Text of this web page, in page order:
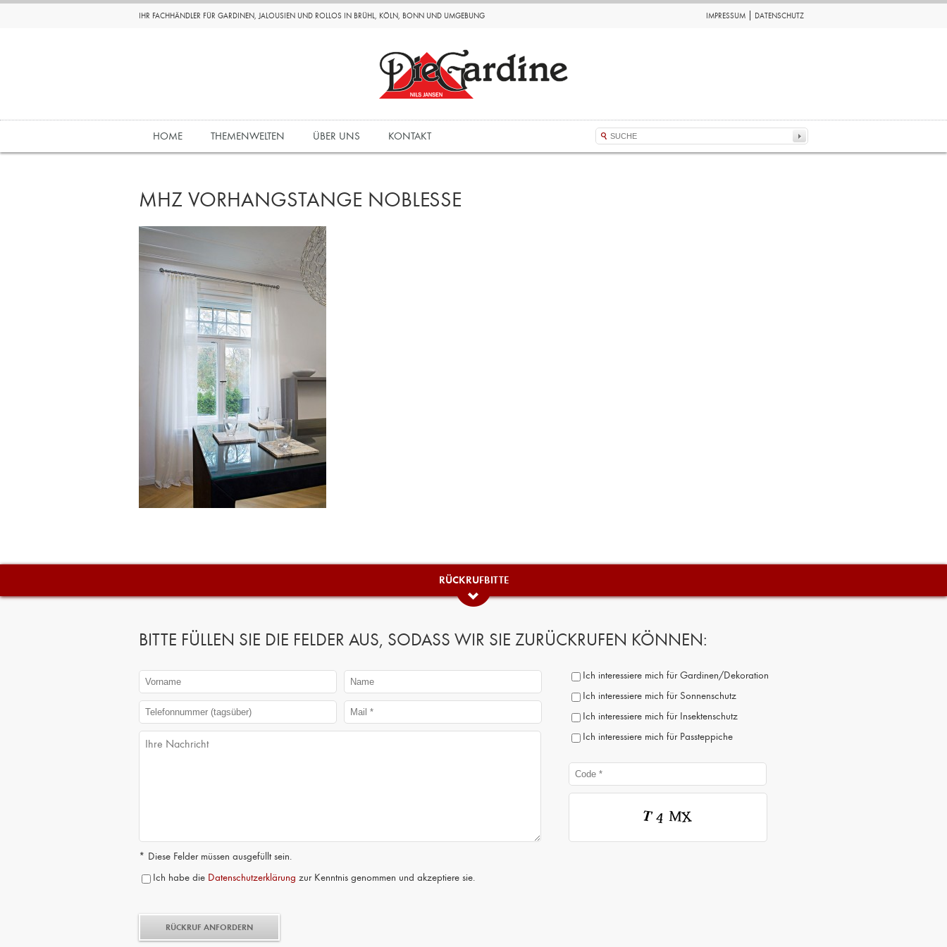
IHR FACHHÄNDLER FÜR GARDINEN, JALOUSIEN UND ROLLOS IN BRÜHL, KÖLN, BONN UND UMGEBUNG IMPRESSUM DATENSCHUTZ
HOME THEMENWELTEN ÜBER UNS KONTAKT
MHZ VORHANGSTANGE NOBLESSE
RÜCKRUFBITTE
BITTE FÜLLEN SIE DIE FELDER AUS, SODASS WIR SIE ZURÜCKRUFEN KÖNNEN:
* Diese Felder müssen ausgefüllt sein.
Ich habe die Datenschutzerklärung zur Kenntnis genommen und akzeptiere sie.
Ich interessiere mich für Gardinen/Dekoration
Ich interessiere mich für Sonnenschutz
Ich interessiere mich für Insektenschutz
Ich interessiere mich für Passteppiche